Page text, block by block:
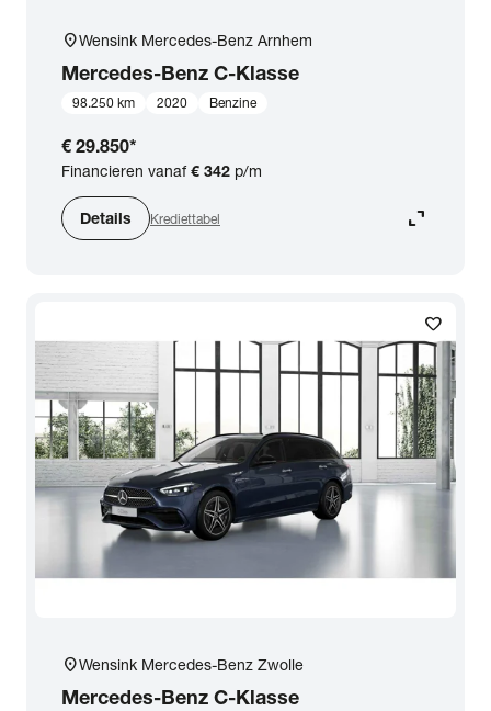
location_onWensink Mercedes-Benz Arnhem
Mercedes-Benz C-Klasse
98.250 km 2020 Benzine
€ 29.850*
Financieren vanaf€ 342 p/m
Details Krediettabel expand_content
favorite
location_onWensink Mercedes-Benz Zwolle
Mercedes-Benz C-Klasse